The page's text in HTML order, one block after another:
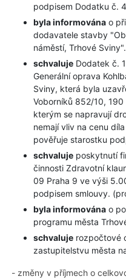
podpisem Dodatku č.
byla informována o
dodavatele stavby
náměstí, Trhové Sviny".
schvaluje Dodatek č.
Generální oprava
Sviny, která byla
Voborníků 852/10,
kterým se napravují
nemají vliv na cenu
pověřuje starostku
schvaluje poskytnutí
činnosti Zdravotní
09 Praha 9 ve výši
podpisem smlouvy.
byla informována o
programu města
schvaluje rozpočtové
zastupitelstvu města
- změny v příjmech o